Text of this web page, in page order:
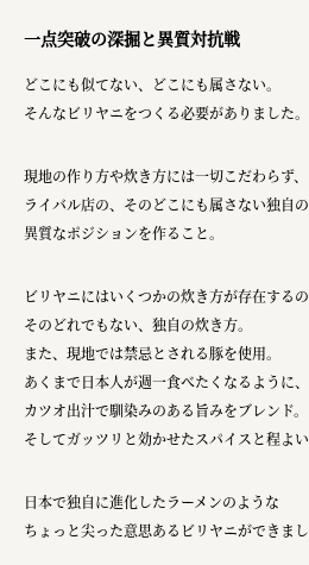
株式会社池田泉州銀行
株式会社ふくや
三井不動産株式会社
有限会社 丸久商店
株式会社イソガイ
インターステラテクノロジズ
キッコーマン食品株式会社
株式会社リビタ
一点突破の深掘と異質対抗戦
どこにも似てない、どこにも属さない。
そんなビリヤニをつくる必要がありました。
現地の作り方や炊き方には一切こだわらず、
ライバル店の、そのどこにも属さない独自の
異質なポジションを作ること。
ビリヤニにはいくつかの炊き方が存在するの
そのどれでもない、独自の炊き方。
また、現地では禁忌とされる豚を使用。
あくまで日本人が週一食べたくなるように、
カツオ出汁で馴染みのある旨みをブレンド。
そしてガッツリと効かせたスパイスと程よい
日本で独自に進化したラーメンのような
ちょっと尖った意思あるビリヤニができまし